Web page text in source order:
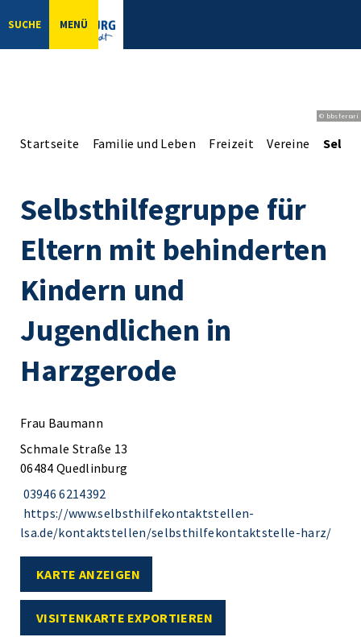
SUCHE MENÜ
© bbsferrari
Startseite Familie und Leben Freizeit Vereine
Selbsthilfegruppe für
Eltern mit behinderten
Kindern und
Jugendlichen in
Harzgerode
Frau Baumann
Schmale Straße 13
06484 Quedlinburg
03946 6214392
https://www.selbsthilfekontaktstellen-
lsa.de/kontaktstellen/selbsthilfekontaktstelle-harz/
KARTE ANZEIGEN
VISITENKARTE EXPORTIEREN